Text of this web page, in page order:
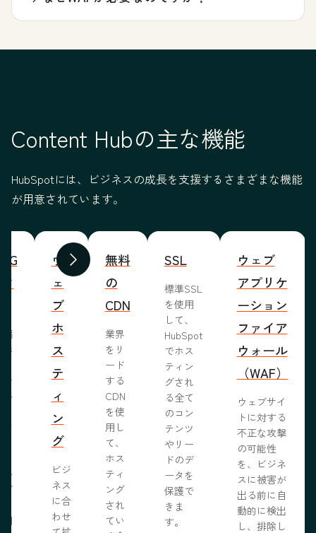
Content Hubの主な機能
HubSpotには、ビジネスの成長を支援するさまざまな機能
が用意されています。
前へ 次へ
編
形
ル
ル
ブ
ウ
ェ
ブ
ホ
ス
テ
ィ
ン
グ
ビジ
ネス
に合
わせ
無料
の
CDN
業界
をリ
ード
する
CDN
を使
用し
て、
ホス
ティ
ング
され
てい
SSL
標準SSL
を使用
して、
HubSpot
でホス
ティン
グされ
る全て
のコン
テンツ
やリー
ドのデ
ータを
保護で
きま
す。
ウェブ
アプリケ
ーション
ファイア
ウォール
（WAF）
ウェブサイ
トに対する
不正な攻撃
の可能性
を、ビジネ
スに被害が
出る前に自
動的に検出
し、排除し